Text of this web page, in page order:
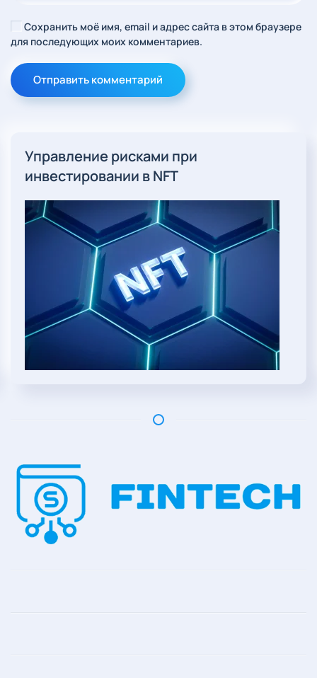
Сохранить моё имя, email и адрес сайта в этом браузере
для последующих моих комментариев.
Отправить комментарий
Управление рисками при
инвестировании в NFT